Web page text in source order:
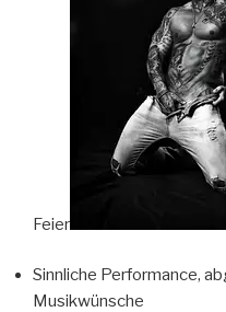
Feier
Sinnliche Performance,
Musikwünsche